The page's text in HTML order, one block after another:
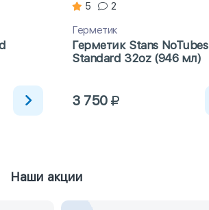
5 2
Герметик
Герметик Stans NoTubes
Standard 32oz (946 мл)
3 750
Наши акции